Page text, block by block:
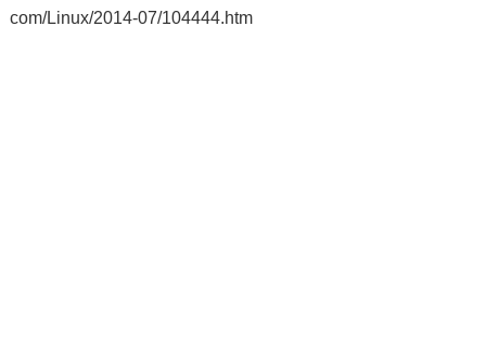
com/Linux/2014-07/104444.htm